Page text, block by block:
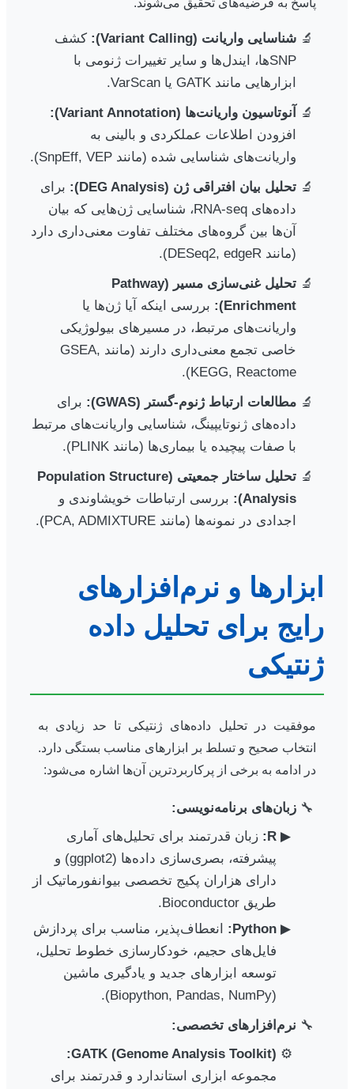
شناسایی واریانت (Variant Calling):
کشف
SNPها، ایندل‌ها و سایر تغییرات ژنومی با
ابزارهایی مانند GATK یا VarScan.
آنوتاسیون واریانت‌ها (Variant Annotation):
افزودن اطلاعات عملکردی و بالینی به
واریانت‌های شناسایی شده (مانند SnpEff, VEP).
تحلیل بیان افتراقی ژن (DEG Analysis):
برای
داده‌های RNA-seq، شناسایی ژن‌هایی که بیان
آن‌ها بین گروه‌های مختلف تفاوت معنی‌داری دارد
(مانند DESeq2, edgeR).
تحلیل غنی‌سازی مسیر (Pathway
Enrichment):
بررسی اینکه آیا ژن‌ها یا
واریانت‌های مرتبط، در مسیرهای بیولوژیکی
خاصی تجمع معنی‌داری دارند (مانند GSEA,
KEGG, Reactome).
مطالعات ارتباط ژنوم-گستر (GWAS):
برای
داده‌های ژنوتایپینگ، شناسایی واریانت‌های مرتبط
با صفات پیچیده یا بیماری‌ها (مانند PLINK).
تحلیل ساختار جمعیتی (Population Structure
Analysis):
بررسی ارتباطات خویشاوندی و
اجدادی در نمونه‌ها (مانند PCA, ADMIXTURE).
ابزارها و نرم‌افزارهای
رایج برای تحلیل داده
ژنتیکی
موفقیت در تحلیل داده‌های ژنتیکی تا حد زیادی به
انتخاب صحیح و تسلط بر ابزارهای مناسب بستگی دارد.
در ادامه به برخی از پرکاربردترین آن‌ها اشاره می‌شود:
زبان‌های برنامه‌نویسی:
R:
زبان قدرتمند برای تحلیل‌های آماری
پیشرفته، بصری‌سازی داده‌ها (ggplot2) و
دارای هزاران پکیج تخصصی بیوانفورماتیک از
طریق Bioconductor.
Python:
انعطاف‌پذیر، مناسب برای پردازش
فایل‌های حجیم، خودکارسازی خطوط تحلیل،
توسعه ابزارهای جدید و یادگیری ماشین
(Biopython, Pandas, NumPy).
نرم‌افزارهای تخصصی:
GATK (Genome Analysis Toolkit):
مجموعه ابزاری استاندارد و قدرتمند برای